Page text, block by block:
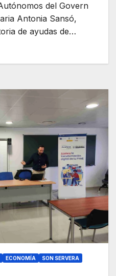
del Govern
Antonia Sansó,
de ayudas de…
ECONOMÍA
SON SERVERA